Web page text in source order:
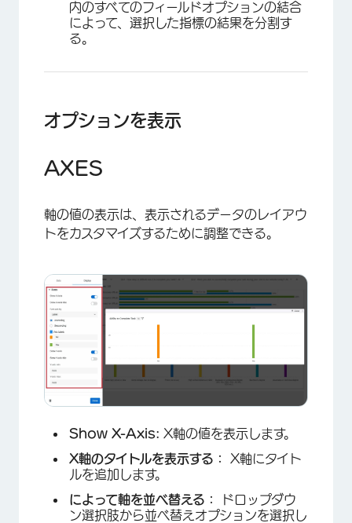
×
内のすべてのフィールドオプションの結合
によって、選択した指標の結果を分割す
る。
オプションを表示
AXES
軸の値の表示は、表示されるデータのレイアウ
トをカスタマイズするために調整できる。
Show X-Axis: X軸の値を表示します。
X軸のタイトルを表示する： X軸にタイト
ルを追加します。
によって軸を並べ替える：
ドロップダウ
ン選択肢から並べ替えオプションを選択し